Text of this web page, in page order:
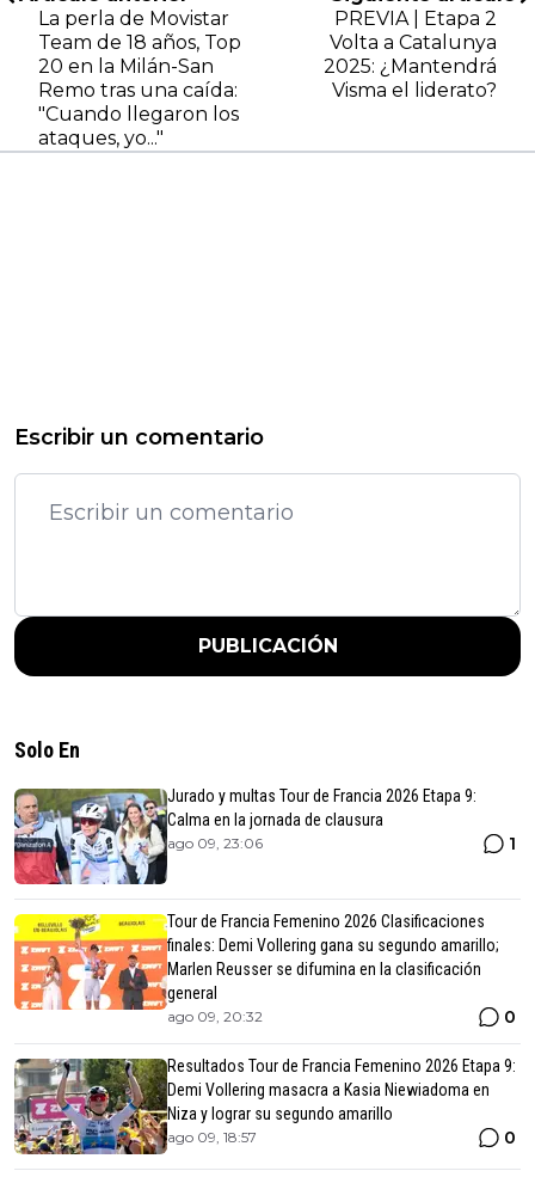
La perla de Movistar
Team de 18 años, Top
20 en la Milán-San
Remo tras una caída:
"Cuando llegaron los
ataques, yo..."
PREVIA | Etapa 2
Volta a Catalunya
2025: ¿Mantendrá
Visma el liderato?
Escribir un comentario
PUBLICACIÓN
Solo En
Jurado y multas Tour de Francia 2026 Etapa 9:
Calma en la jornada de clausura
ago 09, 23:06 1
Tour de Francia Femenino 2026 Clasificaciones
finales: Demi Vollering gana su segundo amarillo;
Marlen Reusser se difumina en la clasificación
general
ago 09, 20:32 0
Resultados Tour de Francia Femenino 2026 Etapa 9:
Demi Vollering masacra a Kasia Niewiadoma en
Niza y lograr su segundo amarillo
ago 09, 18:57 0